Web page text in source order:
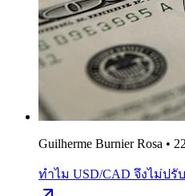
Guilherme Burnier Rosa •
ทำไม USD/CAD จึงไม่ป